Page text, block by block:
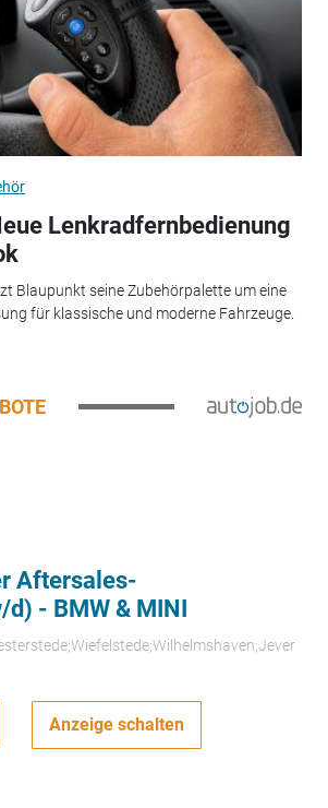
Lenkradfernbedienung
Blaupunkt seine Zubehörpalette um eine
für klassische und moderne Fahrzeuge.
Aftersales-
- BMW & MINI
Anzeige schalten